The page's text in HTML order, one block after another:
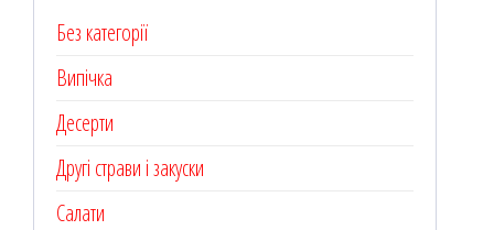
Без категорії
Випічка
Десерти
Другі страви і закуски
Салати